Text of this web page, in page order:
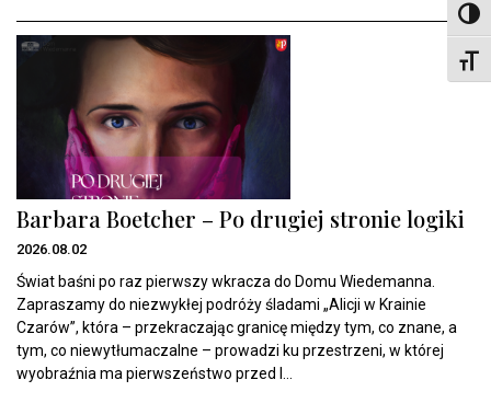
Barbara Boetcher – Po drugiej stronie logiki
2026.08.02
Świat baśni po raz pierwszy wkracza do Domu Wiedemanna.
Zapraszamy do niezwykłej podróży śladami „Alicji w Krainie
Czarów”, która – przekraczając granicę między tym, co znane, a
tym, co niewytłumaczalne – prowadzi ku przestrzeni, w której
wyobraźnia ma pierwszeństwo przed l...